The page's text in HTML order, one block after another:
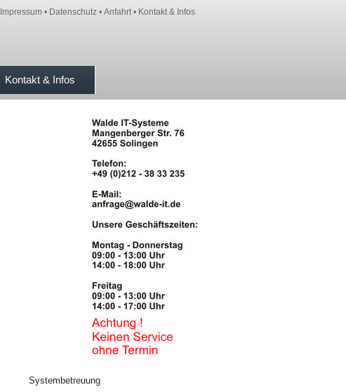
Impressum • Datenschutz • Anfahrt• Kontakt & Infos
Kontakt & Infos
Systembetreuung